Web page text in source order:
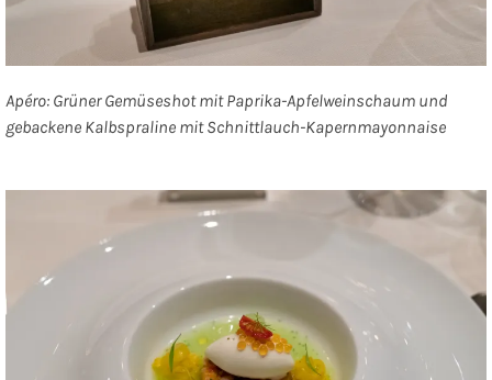
Apéro: Grüner Gemüseshot mit Paprika-Apfelweinschaum und
gebackene Kalbspraline mit Schnittlauch-Kapernmayonnaise